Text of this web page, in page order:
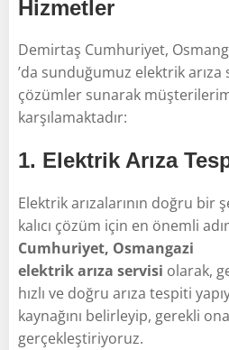
Hizmetler
Demirtaş Cumhuriyet,
’da sunduğumuz elektrik arıza
çözümler sunarak
karşılamaktadır:
1. Elektrik Arıza
Elektrik arızalarının doğru bir
kalıcı çözüm için en önemli
Cumhuriyet, Osmangazi
elektrik arıza servisi olarak,
hızlı ve doğru arıza tespiti
kaynağını belirleyip, gerekli
gerçekleştiriyoruz.